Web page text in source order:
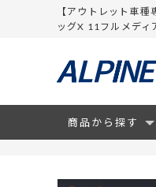
【アウトレット車
ッグX 11フルメディ
商品から探す